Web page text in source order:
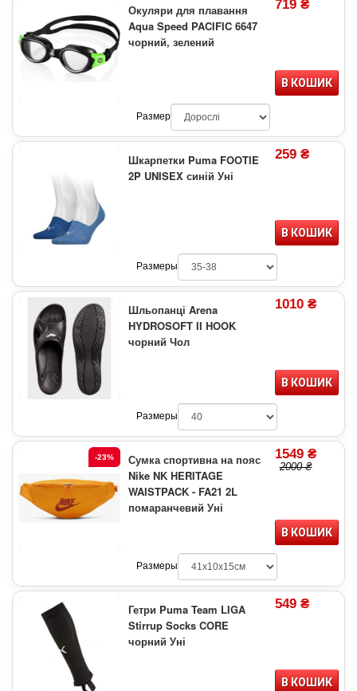
Окуляри для плавання
Aqua Speed PACIFIC 6647
чорний, зелений
719 ₴
В КОШИК
Размер
Шкарпетки Puma FOOTIE
2P UNISEX синій Уні
259 ₴
В КОШИК
Размеры
Шльопанці Arena
HYDROSOFT II HOOK
чорний Чол
1010 ₴
В КОШИК
Размеры
-23%
Сумка спортивна на пояс
Nike NK HERITAGE
WAISTPACK - FA21 2L
помаранчевий Уні
1549 ₴
2000 ₴
В КОШИК
Размеры
Гетри Puma Team LIGA
Stirrup Socks CORE
чорний Уні
549 ₴
В КОШИК